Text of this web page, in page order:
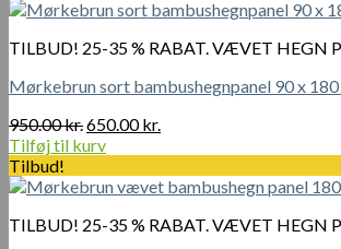
TILBUD! 25-35 % RABAT. VÆVET HEGN
Mørkebrun sort bambushegnpanel 90 x
950.00kr.Den
oprindelige
var:
650.00kr.
er:
Tilføj til kurv
Tilbud!
TILBUD! 25-35 % RABAT. VÆVET HEGN